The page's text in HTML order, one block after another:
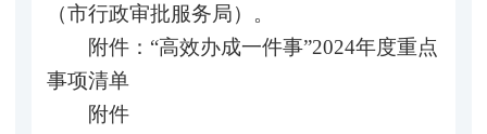
（市行政审批服务局）。
附件：“高效办成一件事”2024年度重点
事项清单
附件